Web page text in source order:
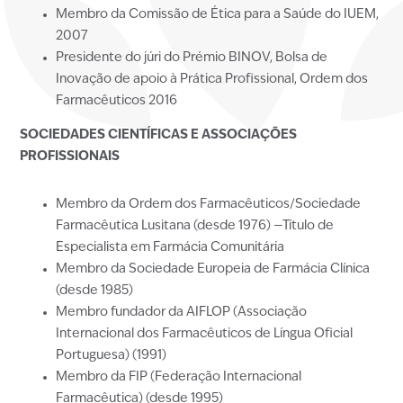
Membro da Comissão de Ética para a Saúde do IUEM,
2007
Presidente do júri do Prémio BINOV, Bolsa de
Inovação de apoio à Prática Profissional, Ordem dos
Farmacêuticos 2016
SOCIEDADES CIENTÍFICAS E ASSOCIAÇÕES
PROFISSIONAIS
Membro da Ordem dos Farmacêuticos/Sociedade
Farmacêutica Lusitana (desde 1976) —Título de
Especialista em Farmácia Comunitária
Membro da Sociedade Europeia de Farmácia Clínica
(desde 1985)
Membro fundador da AIFLOP (Associação
Internacional dos Farmacêuticos de Língua Oficial
Portuguesa) (1991)
Membro da FIP (Federação Internacional
Farmacêutica) (desde 1995)